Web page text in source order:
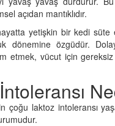
açıdan mantıklıdır.
yetişkin bir kedi süte
dönemine özgüdür.
etmek, vücut için
çoğu laktoz intoleransı